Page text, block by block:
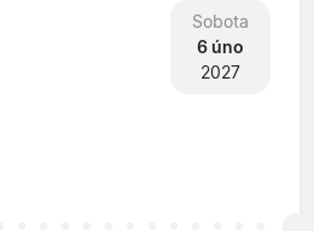
Sobota
6 úno
2027